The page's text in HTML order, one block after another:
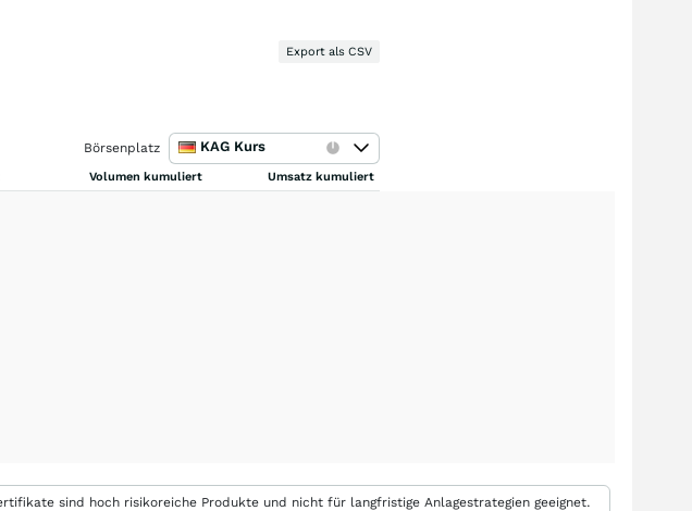
Export als CSV
Börsenplatz KAG Kurs
Volumen kumuliert Umsatz kumuliert
sind hoch risikoreiche Produkte und nicht für langfristige Anlagestrategien geeignet.